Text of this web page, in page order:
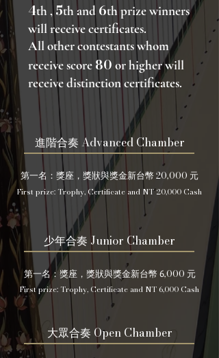
4th ,5th and 6th prize winners
will receive certificates.
All other contestants whom
receive score 80 or higher will
receive distinction certificates.
進階合奏 Advanced Chamber
第一名：獎座，獎狀與獎金新台幣 20,000 元
First prize: Trophy, Certificate and NT 20,000 Cash
​少年合奏 Junior Chamber
第一名：獎座，獎狀與獎金新台幣 6,000 元
First prize: Trophy, Certificate and NT 6,000 Cash
大眾合奏 Open Chamber